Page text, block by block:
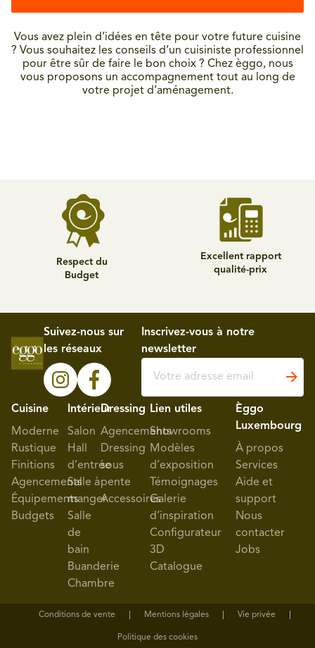
Vous avez plein d’idées en tête pour votre future cuisine
? Vous souhaitez les conseils d’un cuisiniste professionnel
pour être sûr de faire le bon choix ? Chez èggo, nous
vous proposons un accompagnement tout au long de
votre projet d’aménagement.
Respect du
Budget
Excellent rapport
qualité-prix
Suivez-nous sur
les réseaux
Inscrivez-vous à notre
newsletter
Cuisine
Moderne
Rustique
Finitions
Agencements
Équipements
Budgets
Intérieur
Salon
Hall
d’entrée
Salle à
manger
Salle
de
bain
Buanderie
Chambre
Dressing
Agencements
Dressing
sous
pente
Accessoires
Lien utiles
Showrooms
Modèles
d’exposition
Témoignages
Galerie
d’inspiration
Configurateur
3D
Catalogue
Èggo
Luxembourg
À propos
Services
Aide et
support
Nous
contacter
Jobs
Conditions de vente Mentions légales Vie privée
Politique des cookies